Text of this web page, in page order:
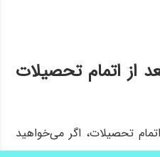
از اتمام تحصیلات
تحصیلات، اگر می‌خواهید